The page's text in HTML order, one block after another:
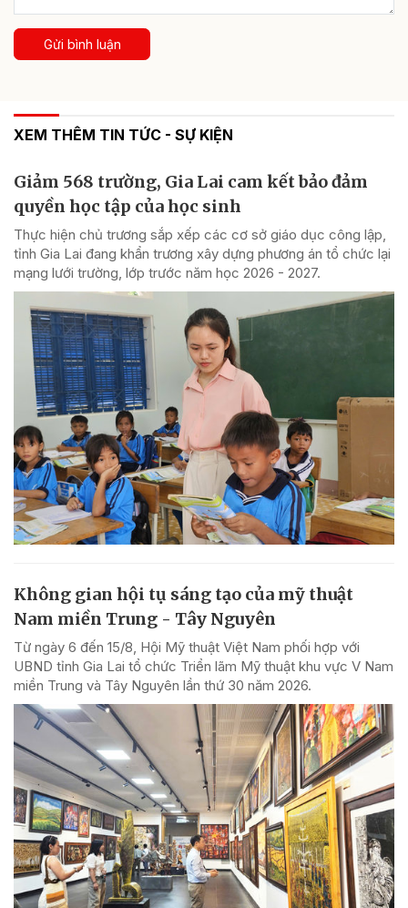
Gửi bình luận
XEM THÊM TIN TỨC - SỰ KIỆN
Giảm 568 trường, Gia Lai cam kết bảo đảm
quyền học tập của học sinh
Thực hiện chủ trương sắp xếp các cơ sở giáo dục công lập,
tỉnh Gia Lai đang khẩn trương xây dựng phương án tổ chức lại
mạng lưới trường, lớp trước năm học 2026 - 2027.
Không gian hội tụ sáng tạo của mỹ thuật
Nam miền Trung - Tây Nguyên
Từ ngày 6 đến 15/8, Hội Mỹ thuật Việt Nam phối hợp với
UBND tỉnh Gia Lai tổ chức Triển lãm Mỹ thuật khu vực V Nam
miền Trung và Tây Nguyên lần thứ 30 năm 2026.